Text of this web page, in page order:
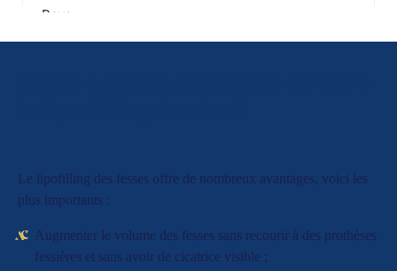
Le lipofilling des fesses offre de nombreux avantages, voici les
plus importants :
Augmenter le volume des fesses sans recourir à des prothèses
fessières et sans avoir de cicatrice visible ;